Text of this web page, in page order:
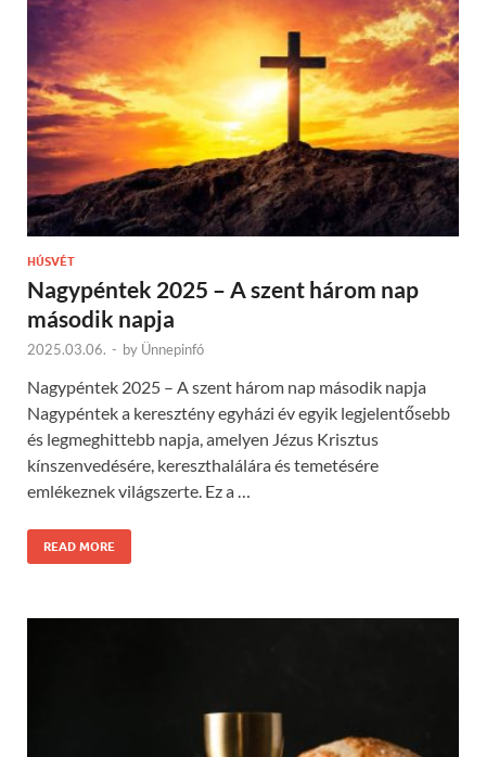
HÚSVÉT
Nagypéntek 2025 – A szent három nap
második napja
2025.03.06. - by Ünnepinfó
Nagypéntek 2025 – A szent három nap második napja
Nagypéntek a keresztény egyházi év egyik legjelentősebb
és legmeghittebb napja, amelyen Jézus Krisztus
kínszenvedésére, kereszthalálára és temetésére
emlékeznek világszerte. Ez a …
READ MORE